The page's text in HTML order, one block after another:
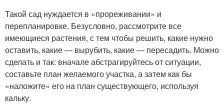
Такой сад нуждается в «прореживании» и
перепланировке. Безусловно, рассмотрите все
имеющиеся растения, с тем чтобы решить, какие нужно
оставить, какие — вырубить, какие — пересадить. Можно
сделать и так: вначале абстрагируйтесь от ситуации,
составьте план желаемого участка, а затем как бы
«наложите» его на план существующего, используя
кальку.